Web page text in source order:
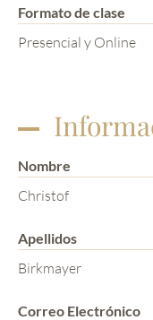
Formato de clase
Presencial y Online
Nombre
Christof
Apellidos
Birkmayer
Correo Electrónico